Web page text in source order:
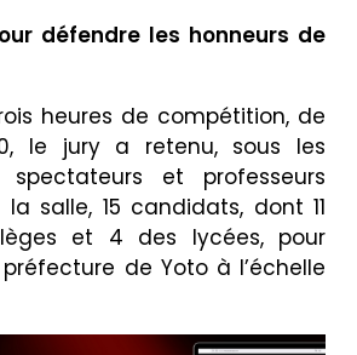
défendre les honneurs de
heures de compétition, de
le jury a retenu, sous les
et professeurs
salle, 15 candidats, dont 11
et 4 des lycées, pour
de Yoto à l’échelle